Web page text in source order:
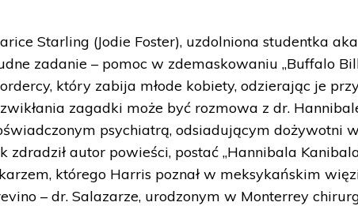
Starling (Jodie Foster), uzdolniona studentka
zadanie – pomoc w zdemaskowaniu „Buffalo
który zabija młode kobiety, odzierając je
zagadki może być rozmowa z dr.
psychiatrą, odsiadującym dożywotni
zdradził autor powieści, postać „Hannibala
którego Harris poznał w meksykańskim
– dr. Salazarze, urodzonym w Monterrey